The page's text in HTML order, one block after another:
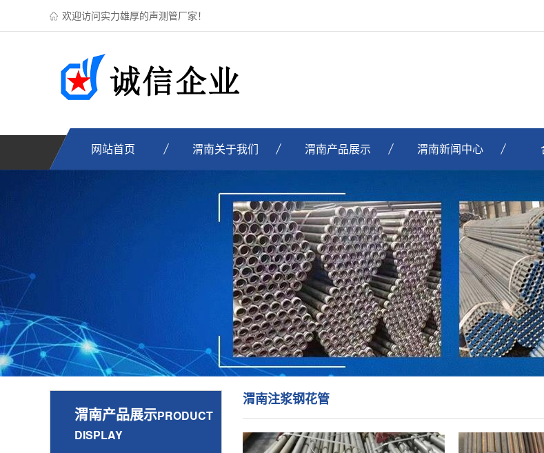
欢迎访问实力雄厚的声测管厂家！
网站首页 渭南关于我们 渭南产品展示 渭南新闻中心
渭南产品展示PRODUCT
DISPLAY
渭南注浆钢花管